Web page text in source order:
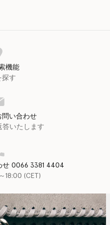
機能
探す
問い合わせ
答いたします
せ 0066 3381 4404
18:00 (CET)